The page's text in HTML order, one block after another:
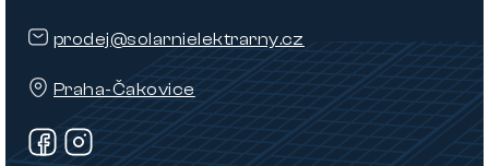
prodej@solarnielektrarny.cz
Praha-Čakovice